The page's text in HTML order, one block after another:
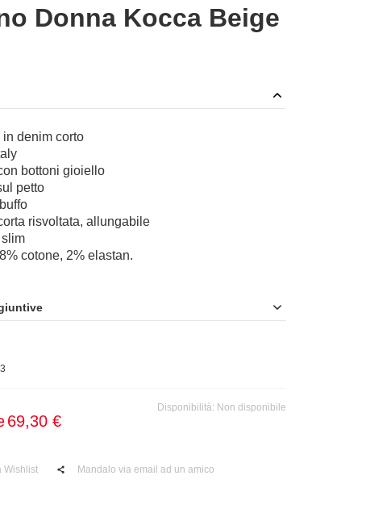
Donna Kocca Beige
denim corto
bottoni gioiello
petto
risvoltata, allungabile
cotone, 2% elastan.
Disponibilità: Non disponibile
69,30 €
Wishlist Mandalo via email ad un amico